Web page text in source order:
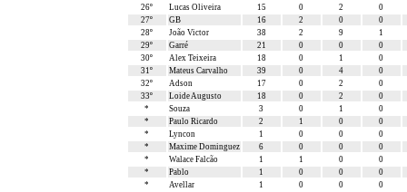
26º
Lucas Oliveira 15 0 2
0
27º
GB 16 2 0
0
28º
João Victor 38 2 9
1
29º
Garré 21 0 0
0
30º
Alex Teixeira 18 0 1
0
31º
Mateus Carvalho 39 0 4
0
32º
Adson 17 0 2
0
33º
Loide Augusto 18 0 2
0
*
Souza 3 0 1
0
*
Paulo Ricardo 2 1 0
0
*
Lyncon 1 0 0
0
*
Maxime Dominguez 6 0 0
0
*
Walace Falcão 1 1 0
0
*
Pablo 1 0 0
0
*
Avellar 1 0 0
0